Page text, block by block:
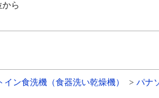
から
イン食洗機（食器洗い乾燥機）
パナ